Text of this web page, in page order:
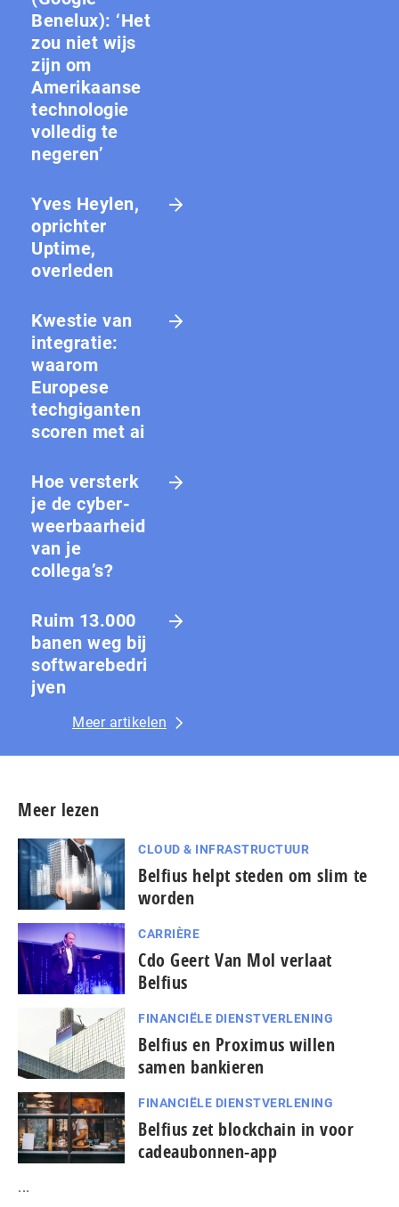
Benelux): ‘Het
zou niet wijs
zijn om
Amerikaanse
technologie
volledig te
negeren’
Yves Heylen,
oprichter
Uptime,
overleden
Kwestie van
integratie:
waarom
Europese
techgiganten
scoren met ai
Hoe versterk
je de cy­ber­
weer­baar­heid
van je
collega’s?
Ruim 13.000
banen weg bij
softwarebedri
jven
Meer artikelen
Meer lezen
CLOUD & INFRASTRUCTUUR
Belfius helpt steden om slim te
worden
CARRIÈRE
Cdo Geert Van Mol verlaat
Belfius
FINANCIËLE DIENSTVERLENING
Belfius en Proximus willen
samen bankieren
FINANCIËLE DIENSTVERLENING
Belfius zet blockchain in voor
cadeaubonnen-app
...